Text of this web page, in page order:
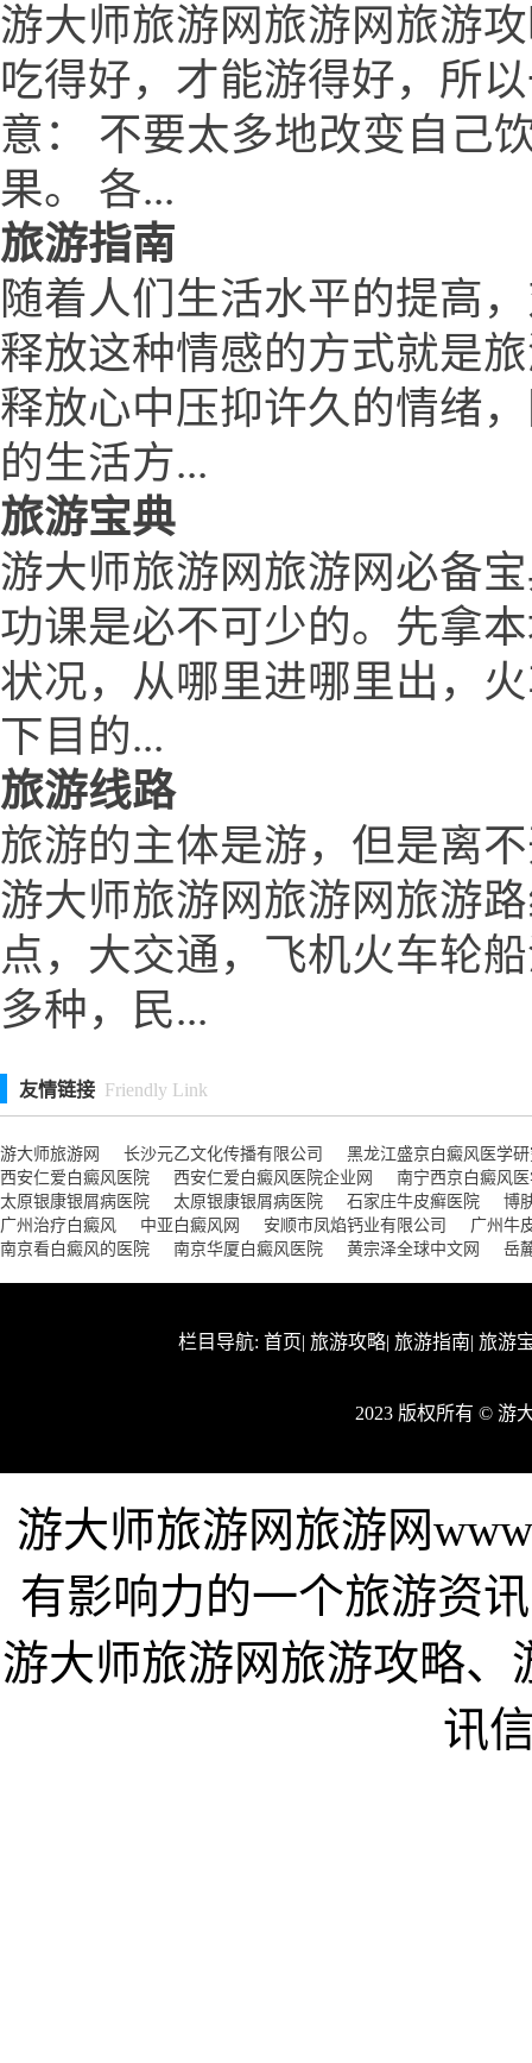
游大师旅游网旅游网旅游
吃得好，才能游得好，所
意： 不要太多地改变自己
果。 各...
旅游指南
随着人们生活水平的提高
释放这种情感的方式就是
释放心中压抑许久的情绪
的生活方...
旅游宝典
游大师旅游网旅游网必备
功课是必不可少的。先拿
状况，从哪里进哪里出，
下目的...
旅游线路
旅游的主体是游，但是离
游大师旅游网旅游网旅游
点，大交通，飞机火车轮
多种，民...
友情链接 Friendly Link
游大师旅游网 长沙元乙文化传播有限公司
黑龙江盛京白癜风医学
西安仁爱白癜风医院
西安仁爱白癜风医院企业网
南宁西京白癜风
太原银康银屑病医院
太原银康银屑病医院 石家庄牛皮癣医院
博
广州治疗白癜风
中亚白癜风网 安顺市凤焰钙业有限公司
广州牛
南京看白癜风的医院
南京华厦白癜风医院 黄宗泽全球中文网 岳
栏目导航: 首页| 旅游攻略| 旅游指南| 旅游
2023 版权所有 © 游
游大师旅游网旅游网
有影响力的一个旅游资
游大师旅游网旅游攻略
讯